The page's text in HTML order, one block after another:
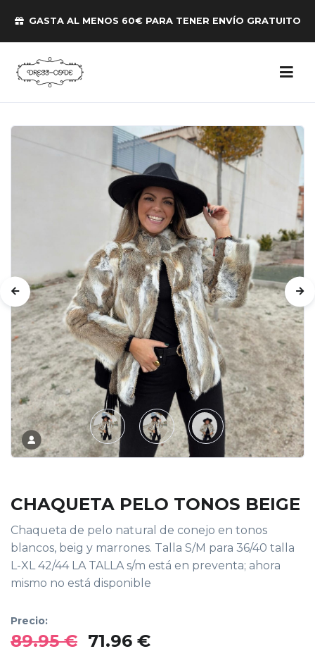
GASTA AL MENOS 60€ PARA TENER ENVÍO GRATUITO
CHAQUETA PELO TONOS BEIGE
Chaqueta de pelo natural de conejo en tonos
blancos, beig y marrones. Talla S/M para 36/40 talla
L-XL 42/44 LA TALLA s/m está en preventa; ahora
mismo no está disponible
Precio:
89.95 € 71.96 €